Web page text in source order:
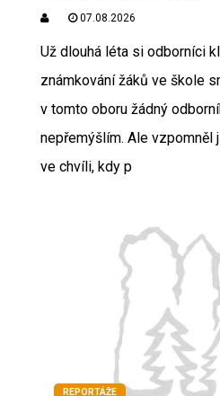
07.08.2026
Už dlouhá léta si odborníci
známkování žáků ve škole
v tomto oboru žádný
nepřemýšlím. Ale vzpomněl
ve chvíli, kdy p
REPORTÁŽE